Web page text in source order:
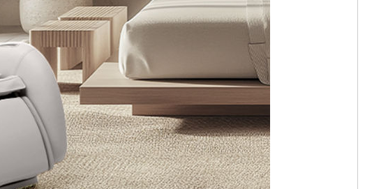
1
아이유, 장기하 '별일 없이 산
다' 선곡…쿨한 일상 공개
2
효린 "절친에게 남친 빼앗겨…지금이라면 가
만 안 있어"